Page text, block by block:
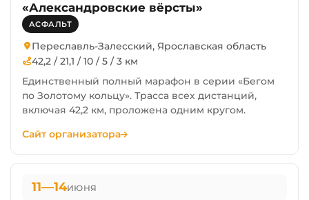
«Александровские вёрсты»
АСФАЛЬТ
Переславль-Залесский, Ярославская область
42,2 / 21,1 / 10 / 5 / 3 км
Единственный полный марафон в серии «Бегом
по Золотому кольцу». Трасса всех дистанций,
включая 42,2 км, проложена одним кругом.
Сайт организатора
11—14ИЮНЯ